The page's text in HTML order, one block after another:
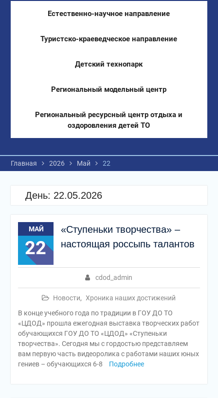
Естественно-научное направление
Туристско-краеведческое направление
Детский технопарк
Региональный модельный центр
Региональный ресурсный центр отдыха и
оздоровления детей ТО
Главная 2026 Май 22
День: 22.05.2026
МАЙ
22
«Ступеньки творчества» –
настоящая россыпь талантов
cdod_admin
Новости, Хроника наших достижений
В конце учебного года по традиции в ГОУ ДО ТО
«ЦДОД» прошла ежегодная выставка творческих работ
обучающихся ГОУ ДО ТО «ЦДОД» «Ступеньки
творчества». Сегодня мы с гордостью представляем
вам первую часть видеоролика с работами наших юных
гениев – обучающихся 6-8
Подробнее